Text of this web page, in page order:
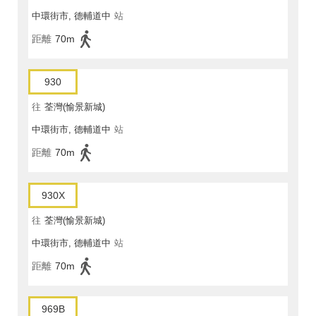
中環街市, 德輔道中 站
距離 70m
930
往 荃灣(愉景新城)
中環街市, 德輔道中 站
距離 70m
930X
往 荃灣(愉景新城)
中環街市, 德輔道中 站
距離 70m
969B